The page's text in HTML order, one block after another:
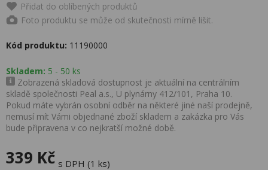
Přidat do oblíbených produktů
Foto produktu se může od skutečnosti mírně lišit.
Kód produktu: 11190000
Skladem: 5 - 50 ks
Zobrazená skladová dostupnost je aktuální na centrálním
skladě společnosti Peal a.s., U plynárny 412/101, Praha 10.
Pokud máte vybrán osobní odběr na některé jiné naší prodejně,
nemusí mít Vámi objednané zboží skladem a zakázka pro Vás
bude připravena v co nejkratší možné době.
339 Kč s DPH (1 ks)